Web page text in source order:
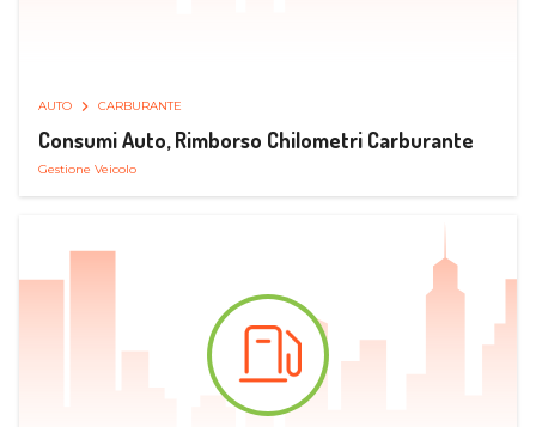
AUTO CARBURANTE
Consumi Auto, Rimborso Chilometri Carburante
Gestione Veicolo